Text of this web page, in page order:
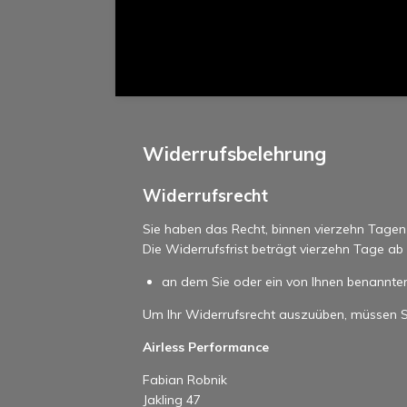
Widerrufsbelehrung
Widerrufsrecht
Sie haben das Recht, binnen vierzehn
Die Widerrufsfrist beträgt vierzehn Tage ab
an dem Sie oder ein von Ihnen
Um Ihr Widerrufsrecht auszuüben, müssen
Airless Performance
Fabian Robnik
Jakling 47